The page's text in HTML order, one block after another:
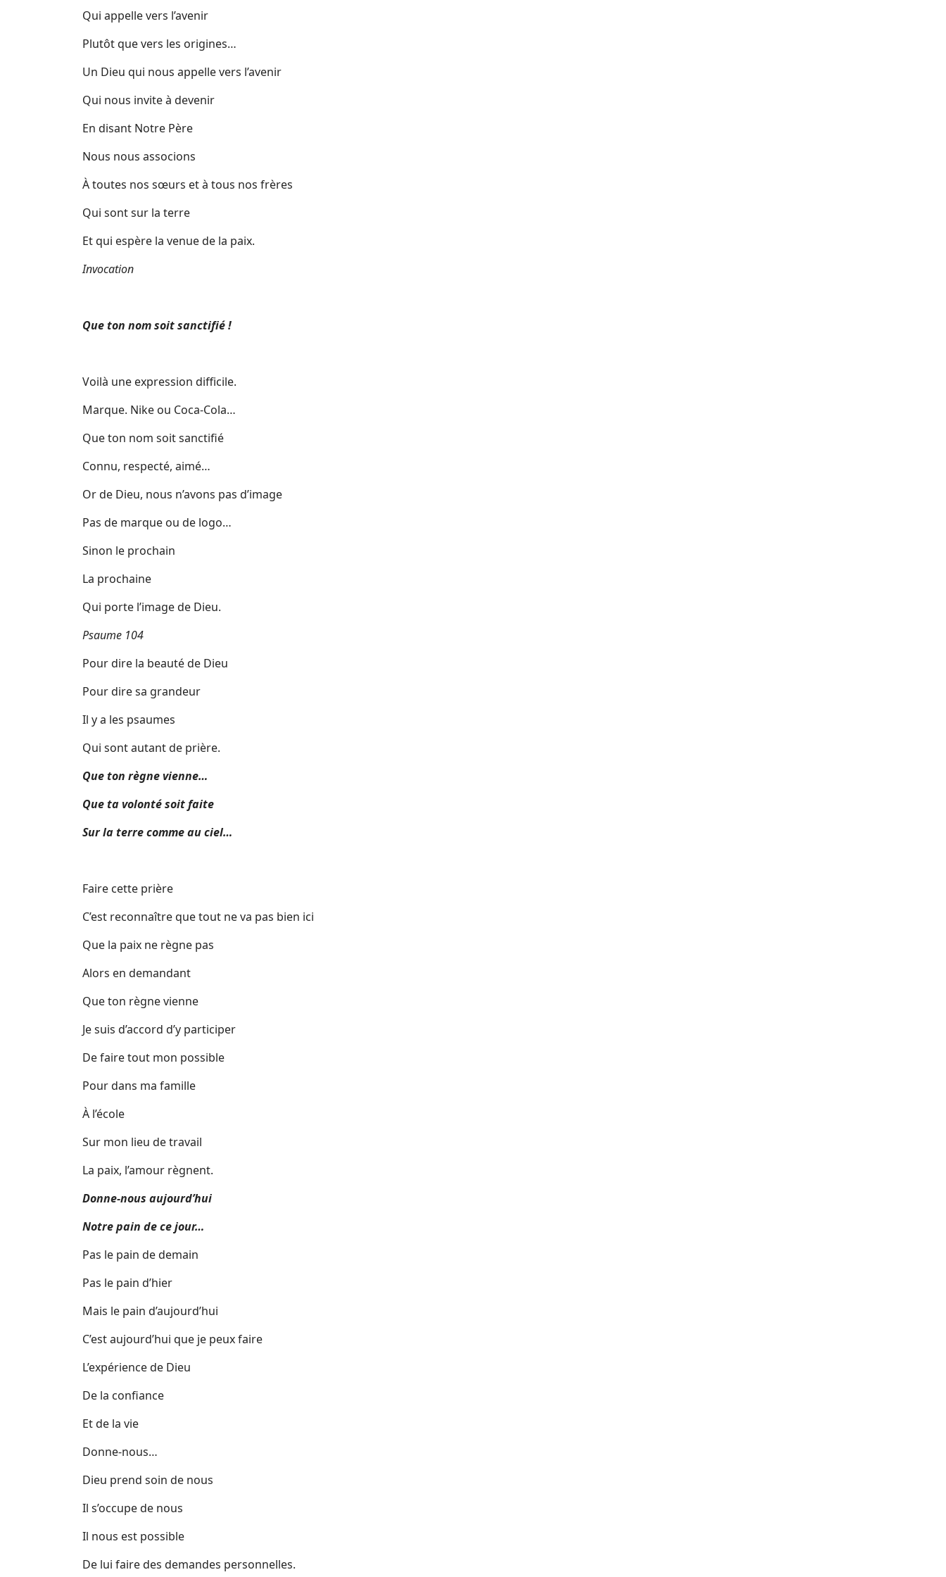
Qui appelle vers l’avenir
Plutôt que vers les origines…
Un Dieu qui nous appelle vers l’avenir
Qui nous invite à devenir
En disant Notre Père
Nous nous associons
À toutes nos sœurs et à tous nos frères
Qui sont sur la terre
Et qui espère la venue de la paix.
Invocation
Que ton nom soit sanctifié !
Voilà une expression difficile.
Marque. Nike ou Coca-Cola…
Que ton nom soit sanctifié
Connu, respecté, aimé…
Or de Dieu, nous n’avons pas d’image
Pas de marque ou de logo…
Sinon le prochain
La prochaine
Qui porte l’image de Dieu.
Psaume 104
Pour dire la beauté de Dieu
Pour dire sa grandeur
Il y a les psaumes
Qui sont autant de prière.
Que ton règne vienne…
Que ta volonté soit faite
Sur la terre comme au ciel…
Faire cette prière
C’est reconnaître que tout ne va pas bien ici
Que la paix ne règne pas
Alors en demandant
Que ton règne vienne
Je suis d’accord d’y participer
De faire tout mon possible
Pour dans ma famille
À l’école
Sur mon lieu de travail
La paix, l’amour règnent.
Donne-nous aujourd’hui
Notre pain de ce jour…
Pas le pain de demain
Pas le pain d’hier
Mais le pain d’aujourd’hui
C’est aujourd’hui que je peux faire
L’expérience de Dieu
De la confiance
Et de la vie
Donne-nous…
Dieu prend soin de nous
Il s’occupe de nous
Il nous est possible
De lui faire des demandes personnelles.